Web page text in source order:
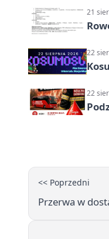
21
22
22
<< Poprzedni
Przerwa w